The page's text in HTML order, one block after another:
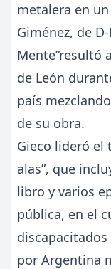
metalera en
Giménez, de
Mente”resultó
de León
país
de su obra.
Gieco lideró el
alas”, que
libro y varios
pública, en el
por Argentina